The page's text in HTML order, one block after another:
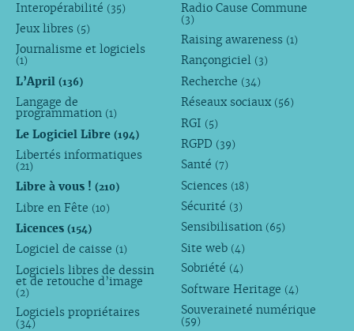
Interopérabilité (35)
Jeux libres (5)
Journalisme et logiciels
(1)
L’April (136)
Langage de
programmation (1)
Le Logiciel Libre (194)
Libertés informatiques
(21)
Libre à vous ! (210)
Libre en Fête (10)
Licences (154)
Logiciel de caisse (1)
Logiciels libres de dessin
et de retouche d’image
(2)
Logiciels propriétaires
(34)
Radio Cause Commune
(3)
Raising awareness (1)
Rançongiciel (3)
Recherche (34)
Réseaux sociaux (56)
RGI (5)
RGPD (39)
Santé (7)
Sciences (18)
Sécurité (3)
Sensibilisation (65)
Site web (4)
Sobriété (4)
Software Heritage (4)
Souveraineté numérique
(59)